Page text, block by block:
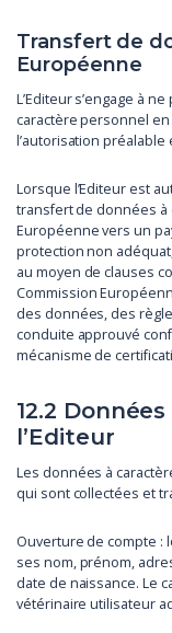
Transfert de
Européenne
L’Editeur s’engage à
caractère personnel
l’autorisation
Lorsque l’Editeur est
transfert de données à
Européenne vers un
protection non
au moyen de clauses
Commission
des données, des
conduite approuvé
mécanisme de
12.2
l’Editeur
Les données à
qui sont collectées et
Ouverture de compte :
ses nom, prénom,
date de naissance. Le
vétérinaire utilisateur